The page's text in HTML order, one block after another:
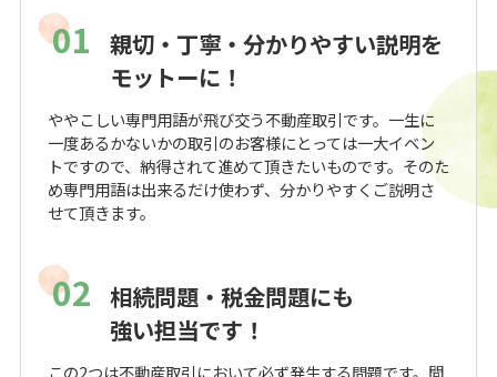
01
親切・丁寧・分かりやすい説明を
モットーに！
ややこしい専門用語が飛び交う不動産取引です。一生に
一度あるかないかの取引のお客様にとっては一大イベン
トですので、納得されて進めて頂きたいものです。そのた
め専門用語は出来るだけ使わず、分かりやすくご説明さ
せて頂きます。
02 相続問題・税金問題にも
強い担当です！
この2つは不動産取引において必ず発生する問題です。間